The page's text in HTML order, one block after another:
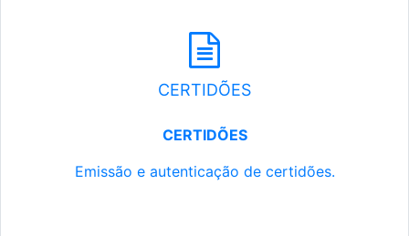
CERTIDÕES
CERTIDÕES
Emissão e autenticação de certidões.